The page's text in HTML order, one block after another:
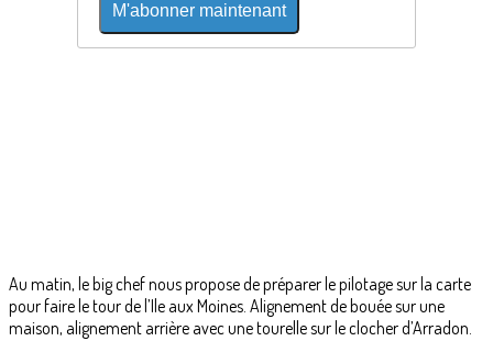
Au matin, le big chef nous propose de préparer le pilotage sur la carte
pour faire le tour de l’Ile aux Moines. Alignement de bouée sur une
maison, alignement arrière avec une tourelle sur le clocher d’Arradon.
M'abonner maintenant